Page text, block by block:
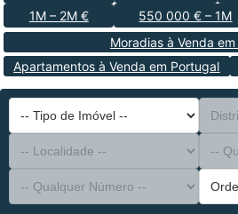
1M – 2M €
550 000 € – 1M
Moradias à Venda
Apartamentos à Venda em Portugal
--
--
--
--